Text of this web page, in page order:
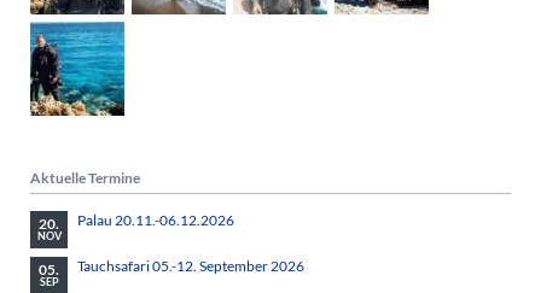
Aktuelle Termine
20.
NOV
Palau 20.11.-06.12.2026
05.
SEP
Tauchsafari 05.-12. September 2026